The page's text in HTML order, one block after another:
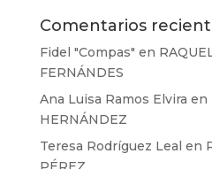
Comentarios
Fidel "Compas" en
FERNÁNDES
Ana Luisa Ramos Elvira en
HERNÁNDEZ
Teresa Rodríguez Leal en